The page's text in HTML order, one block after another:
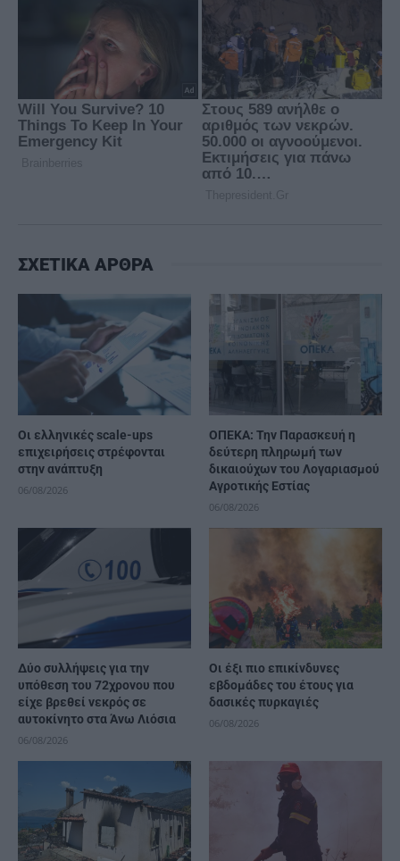
ΣΧΕΤΙΚΑ ΑΡΘΡΑ
Οι ελληνικές scale-ups
επιχειρήσεις στρέφονται
στην ανάπτυξη
06/08/2026
ΟΠΕΚΑ: Την Παρασκευή η
δεύτερη πληρωμή των
δικαιούχων του Λογαριασμού
Αγροτικής Εστίας
06/08/2026
Δύο συλλήψεις για την
υπόθεση του 72χρονου που
είχε βρεθεί νεκρός σε
αυτοκίνητο στα Άνω Λιόσια
06/08/2026
Οι έξι πιο επικίνδυνες
εβδομάδες του έτους για
δασικές πυρκαγιές
06/08/2026